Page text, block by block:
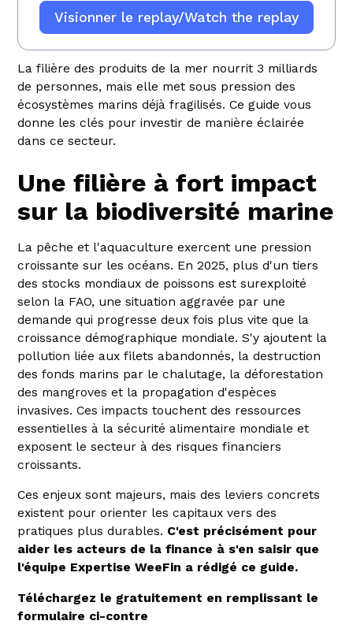
La filière des produits de la mer nourrit 3 milliards
de personnes, mais elle met sous pression des
écosystèmes marins déjà fragilisés. Ce guide vous
donne les clés pour investir de manière éclairée
dans ce secteur.
Une filière à fort impact
sur la biodiversité marine
La pêche et l'aquaculture exercent une pression
croissante sur les océans. En 2025, plus d'un tiers
des stocks mondiaux de poissons est surexploité
selon la FAO, une situation aggravée par une
demande qui progresse deux fois plus vite que la
croissance démographique mondiale. S'y ajoutent la
pollution liée aux filets abandonnés, la destruction
des fonds marins par le chalutage, la déforestation
des mangroves et la propagation d'espèces
invasives. Ces impacts touchent des ressources
essentielles à la sécurité alimentaire mondiale et
exposent le secteur à des risques financiers
croissants.
Ces enjeux sont majeurs, mais des leviers concrets
existent pour orienter les capitaux vers des
pratiques plus durables. C'est précisément pour
aider les acteurs de la finance à s'en saisir que
l'équipe Expertise WeeFin a rédigé ce guide.
Téléchargez le gratuitement en remplissant le
formulaire ci-contre